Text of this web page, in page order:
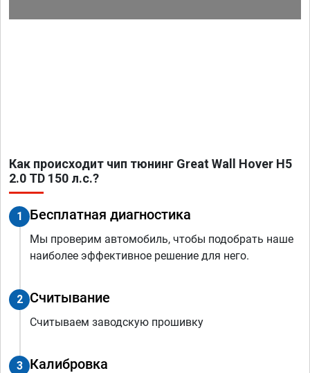
Как происходит чип тюнинг Great Wall Hover H5
2.0 TD 150 л.с.?
1 Бесплатная диагностика
Мы проверим автомобиль, чтобы подобрать наше
наиболее эффективное решение для него.
2 Считывание
Считываем заводскую прошивку
3 Калибровка